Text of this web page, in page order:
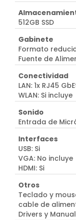
512GB SSD
Gabinete
Formato
Fuente de
Conectividad
LAN: 1x RJ45
WLAN: Si incluye
Sonido
Entrada de
Interfaces
USB: Si
VGA: No incluye
HDMI: Si
Otros
Teclado y
cable de
Drivers y Manual